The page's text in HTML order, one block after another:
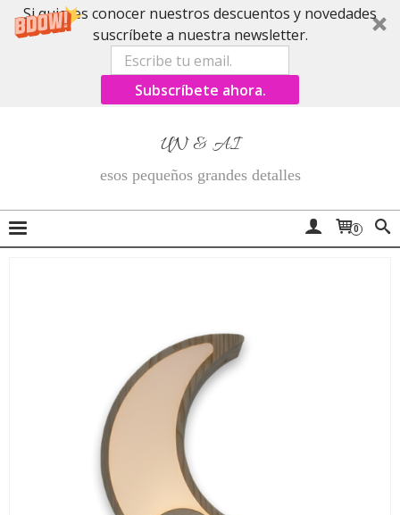
Si quieres conocer nuestros descuentos y novedades
suscríbete a nuestra newsletter.
Subscríbete ahora.
UN & AI
esos pequeños grandes detalles
0